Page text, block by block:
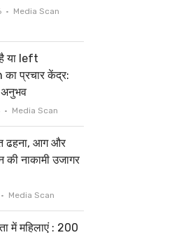
Author
Media Scan
या left
प्रचार केंद्र:
अनुभव
Author
Media Scan
ढहना, आग और
की नाकामी उजागर
Author
Media Scan
में महिलाएं : 200